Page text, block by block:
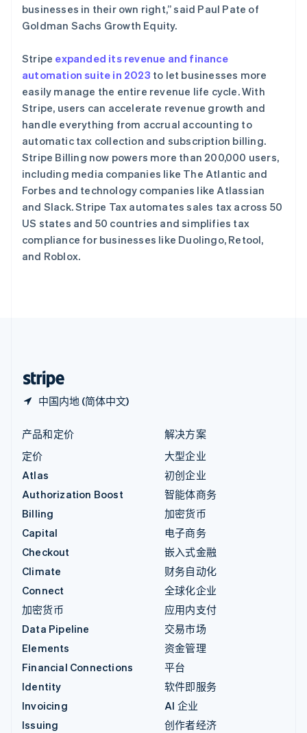
businesses in their own right,” said Paul Pate of
Goldman Sachs Growth Equity.
Stripe expanded its revenue and finance
automation suite in 2023 to let businesses more
easily manage the entire revenue life cycle. With
Stripe, users can accelerate revenue growth and
handle everything from accrual accounting to
automatic tax collection and subscription billing.
Stripe Billing now powers more than 200,000 users,
including media companies like The Atlantic and
Forbes and technology companies like Atlassian
and Slack. Stripe Tax automates sales tax across 50
US states and 50 countries and simplifies tax
compliance for businesses like Duolingo, Retool,
and Roblox.
中国内地 (简体中文)
English
斯洛文尼亚
English Italiano
ไทยEnglish
希腊
English
西班牙
EspañolEnglish
新加坡
English简体中文
新西兰
English
匈牙利
English
意大利
Italiano English
印度
English
产品和定价
定价
Atlas
Authorization Boost
Billing
Capital
Checkout
Climate
Connect
加密货币
Data Pipeline
Elements
Financial Connections
Identity
Invoicing
Issuing
解决方案
大型企业
初创企业
智能体商务
加密货币
电子商务
嵌入式金融
财务自动化
全球化企业
应用内支付
交易市场
资金管理
平台
软件即服务
AI 企业
创作者经济